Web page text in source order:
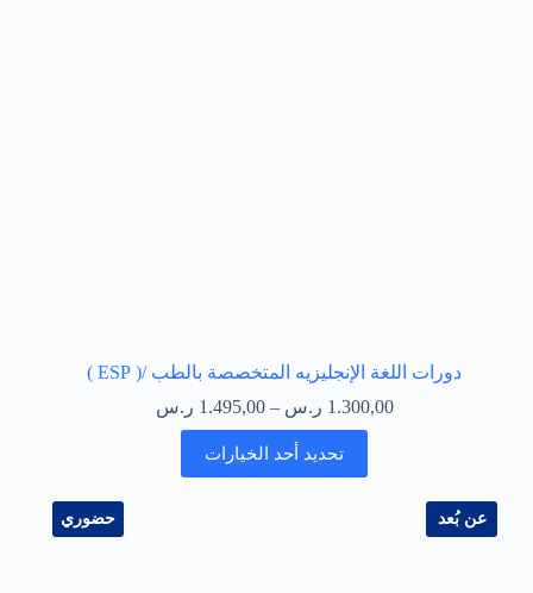
دورات اللغة الإنجليزيه المتخصصة بالطب /( ESP )
1.300,00 ر.س –
1.495,00 ر.س
تحديد أحد الخيارات
حضوري عن بُعد